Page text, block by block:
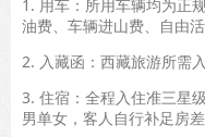
1. 用车：所用车辆均为正
油费、车辆进山费、自由活
2. 入藏函：西藏旅游所需
3. 住宿：全程入住准三星
男单女，客人自行补足房差